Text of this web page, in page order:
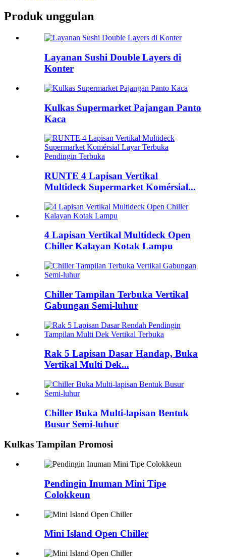
Produk unggulan
Layanan Sushi Double Layers di
Konter
Kulkas Supermarket Pajangan Panto
Kaca
RUNTE 4 Lapisan Vertikal
Multideck Supermarket Komérsial...
4 Lapisan Vertikal Multideck Open
Chiller Kalayan Kotak Lampu
Chiller Tampilan Terbuka Vertikal
Gabungan Semi-luhur
Rak 5 Lapisan Dasar Handap, Buka
Vertikal Multi Dek...
Chiller Buka Multi-lapisan Bentuk
Busur Semi-luhur
Kulkas Tampilan Promosi
Pendingin Inuman Mini Tipe
Colokkeun
Mini Island Open Chiller